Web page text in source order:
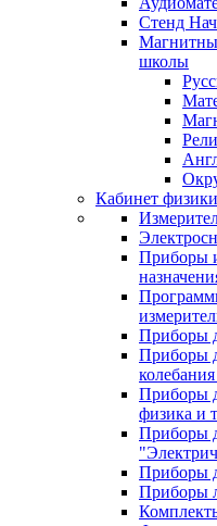
Стенд
школы
Кабинет физики
Приборы
Приборы
Приборы
Приборы
физика и
Приборы
Приборы
Приборы